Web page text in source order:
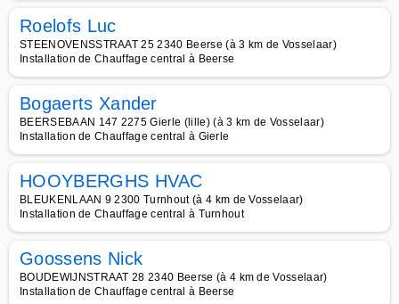
Roelofs Luc
STEENOVENSSTRAAT 25 2340 Beerse (à 3 km de Vosselaar)
Installation de Chauffage central à Beerse
Bogaerts Xander
BEERSEBAAN 147 2275 Gierle (lille) (à 3 km de Vosselaar)
Installation de Chauffage central à Gierle
HOOYBERGHS HVAC
BLEUKENLAAN 9 2300 Turnhout (à 4 km de Vosselaar)
Installation de Chauffage central à Turnhout
Goossens Nick
BOUDEWIJNSTRAAT 28 2340 Beerse (à 4 km de Vosselaar)
Installation de Chauffage central à Beerse